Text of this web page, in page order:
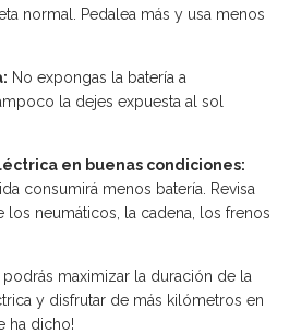
normal. Pedalea más y usa menos
No expongas la batería a
la dejes expuesta al sol
en buenas condiciones:
consumirá menos batería. Revisa
los neumáticos, la cadena, los frenos
maximizar la duración de la
y disfrutar de más kilómetros en
ha dicho!